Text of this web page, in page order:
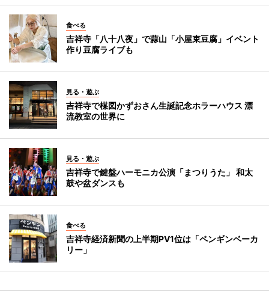
食べる
吉祥寺「八十八夜」で蒜山「小屋束豆腐」イベント
作り豆腐ライブも
見る・遊ぶ
吉祥寺で楳図かずおさん生誕記念ホラーハウス 漂
流教室の世界に
見る・遊ぶ
吉祥寺で鍵盤ハーモニカ公演「まつりうた」 和太
鼓や盆ダンスも
食べる
吉祥寺経済新聞の上半期PV1位は「ペンギンベーカ
リー」